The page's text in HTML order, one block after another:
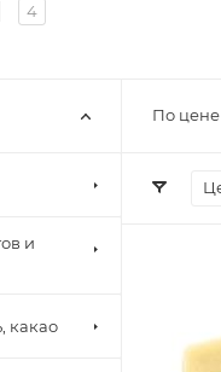
4
По цене
и
какао